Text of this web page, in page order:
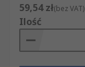
59,54 zł(bez VAT)
Ilość